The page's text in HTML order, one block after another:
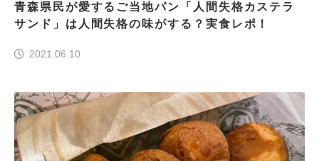
青森県民が愛するご当地パン「人間失格カステラ
サンド」は人間失格の味がする？実食レポ！
2021.06.10